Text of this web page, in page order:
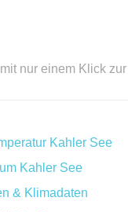
nur einem Klick
Kahler See
Kahler See
& Klimadaten